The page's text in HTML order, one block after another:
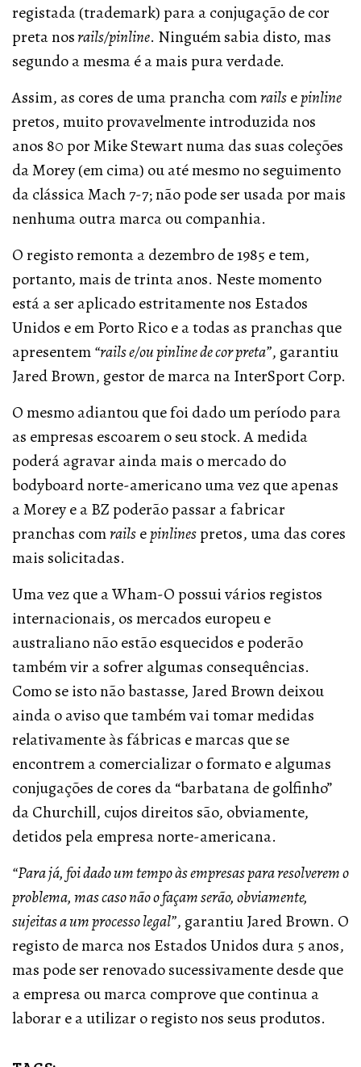
registada (trademark) para a conjugação de cor
preta nosrails/pinline. Ninguém sabia disto, mas
segundo a mesma é a mais pura verdade.
Assim, as cores de uma prancha comrailsepinline
pretos, muito provavelmente introduzida nos
anos 80 por Mike Stewart numa das suas coleções
da Morey (em cima) ou até mesmo no seguimento
da clássica Mach 7-7; não pode ser usada por mais
nenhuma outra marca ou companhia.
O registo remonta a dezembro de 1985 e tem,
portanto, mais de trinta anos. Neste momento
está a ser aplicado estritamente nos Estados
Unidos e em Porto Rico e a todas as pranchas que
apresentem“rails e/ou pinline de cor preta”, garantiu
Jared Brown, gestor de marca na InterSport Corp.
O mesmo adiantou que foi dado um período para
as empresas escoarem o seu stock. A medida
poderá agravar ainda mais o mercado do
bodyboard norte-americano uma vez que apenas
a Morey e a BZ poderão passar a fabricar
pranchas comrailsepinlinespretos, uma das cores
mais solicitadas.
Uma vez que a Wham-O possui vários registos
internacionais, os mercados europeu e
australiano não estão esquecidos e poderão
também vir a sofrer algumas consequências.
Como se isto não bastasse, Jared Brown deixou
ainda o aviso que também vai tomar medidas
relativamente às fábricas e marcas que se
encontrem a comercializar o formato e algumas
conjugações de cores da “barbatana de golfinho”
da Churchill, cujos direitos são, obviamente,
detidos pela empresa norte-americana.
“Para já, foi dado um tempo às empresas para resolverem o
problema, mas caso não o façam serão, obviamente,
sujeitas a um processo legal”, garantiu Jared Brown. O
registo de marca nos Estados Unidos dura 5 anos,
mas pode ser renovado sucessivamente desde que
a empresa ou marca comprove que continua a
laborar e a utilizar o registo nos seus produtos.